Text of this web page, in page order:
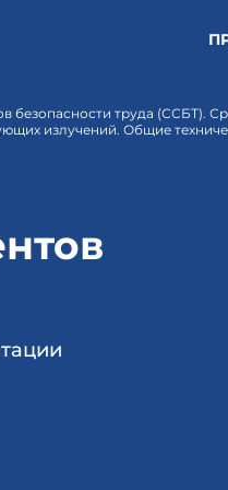
безопасности труда (ССБТ).
излучений. Общие